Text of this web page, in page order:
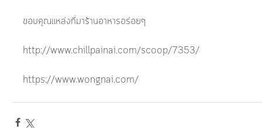
ขอบคุณแหล่งที่มาร้านอาหารอร่อยๆ
http://www.chillpainai.com/scoop/7353/
https://www.wongnai.com/